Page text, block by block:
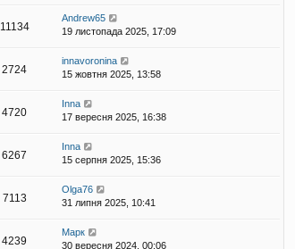
11134
Andrew65
19 листопада 2025, 17:09
2724
innavoronina
15 жовтня 2025, 13:58
4720
Inna
17 вересня 2025, 16:38
6267
Inna
15 серпня 2025, 15:36
7113
Olga76
31 липня 2025, 10:41
4239
Марк
30 вересня 2024, 00:06